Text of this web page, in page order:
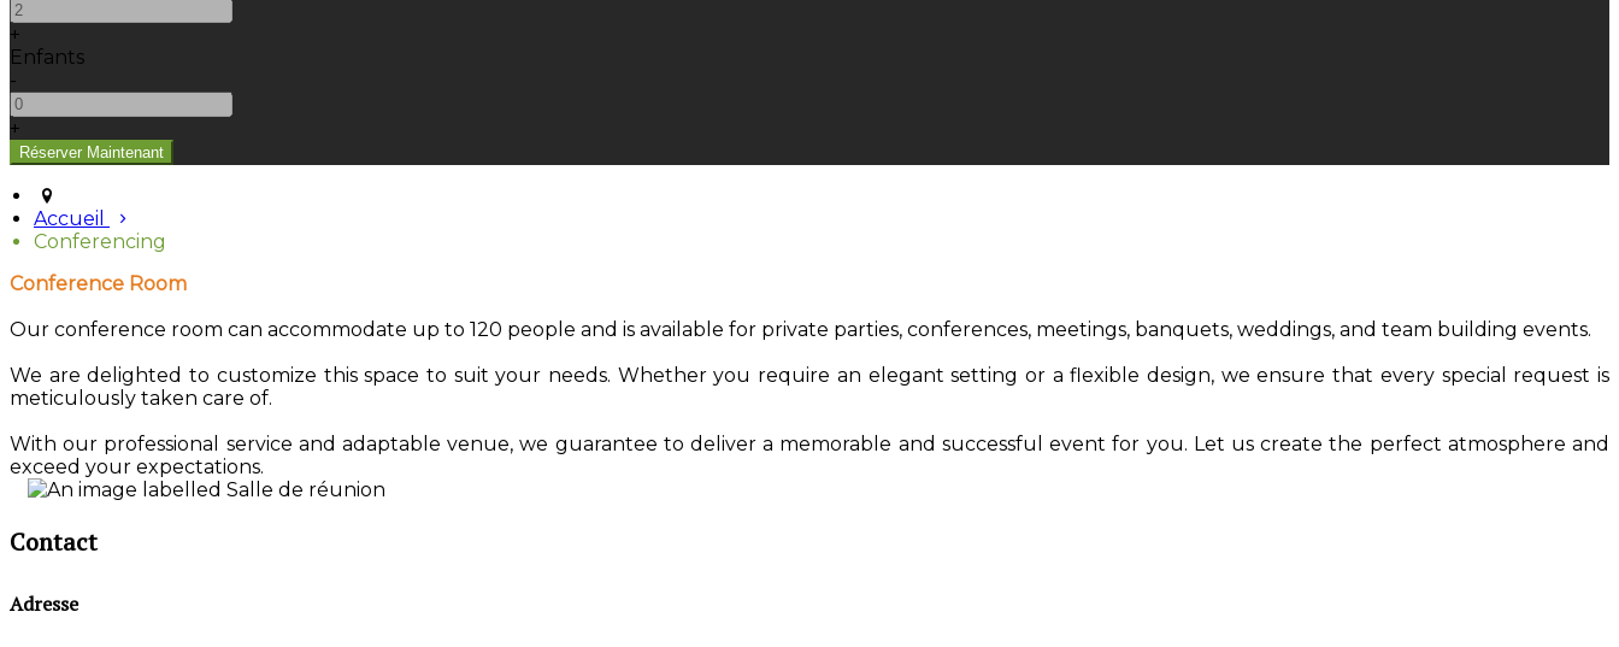
+
Enfants
-
+
Accueil
Conferencing
Conference Room
Our conference room can accommodate up to 120 people and is available for private parties, conferences, meetings, banquets, weddings, and team building events.
We are delighted to customize this space to suit your needs. Whether you require an elegant setting or a flexible design, we ensure that every special request is
meticulously taken care of.
With our professional service and adaptable venue, we guarantee to deliver a memorable and successful event for you. Let us create the perfect atmosphere and
exceed your expectations.
Contact
Adresse